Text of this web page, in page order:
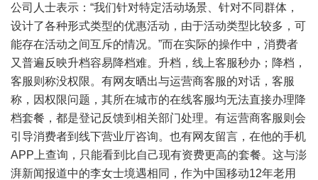
公司人士表示：“我们针对特定活动场景、针对不同群体，
设计了各种形式类型的优惠活动，由于活动类型比较多，可
能存在活动之间互斥的情况。”而在实际的操作中，消费者
又普遍反映升档容易降档难。升档，线上客服秒办；降档，
客服则称没权限。有网友晒出与运营商客服的对话，客服
称，因权限问题，其所在城市的在线客服均无法直接办理降
档套餐，都是登记反馈到相关部门处理。有运营商客服则会
引导消费者到线下营业厅咨询。也有网友留言，在他的手机
APP上查询，只能看到比自己现有资费更高的套餐。这与澎
湃新闻报道中的李女士境遇相同，作为中国移动12年老用